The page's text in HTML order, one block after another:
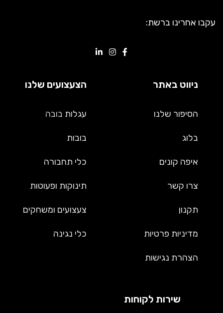
עקבו אחרינו ברשת:
ניווט באתר
הסיפור שלנו
בלוג
איפה קונים
צרו קשר
תקנון
מדיניות פרטיות
הצהרת נגישות
הצעצועים שלנו
עגלות בובה
בובות
כלי תחבורה
תינוקות ופעוטות
צעצועים ומשחקים
כלי נגינה
שירות לקוחות